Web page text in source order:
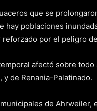
que se
hay poblaciones
por el peligro
afectó sobre
y de Renania-Palatinado.
de Ahrweiler,